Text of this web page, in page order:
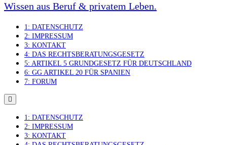
Wissen aus Beruf & privatem Leben.
1: DATENSCHUTZ
2: IMPRESSUM
3: KONTAKT
4: DAS RECHTSBERATUNGSGESETZ
5: ARTIKEL 5 GRUNDGESETZ FÜR DEUTSCHLAND
6: GG ARTIKEL 20 FÜR SPANIEN
7: FORUM
1: DATENSCHUTZ
2: IMPRESSUM
3: KONTAKT